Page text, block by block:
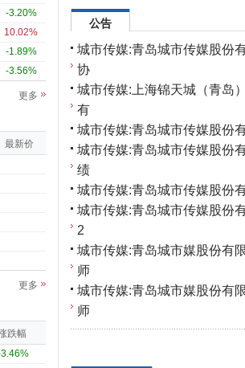
-3.20%
10.02%
-1.89%
-3.56%
更多
最新价
更多
跌幅
公告
城市传媒:青岛城市传媒股份
协
城市传媒:上海锦天城（青岛
有
城市传媒:青岛城市传媒股份
城市传媒:青岛城市传媒股份
绩
城市传媒:青岛城市传媒股份
城市传媒:青岛城市传媒股份
2
城市传媒:青岛城市媒股份有
师
城市传媒:青岛城市媒股份有
师